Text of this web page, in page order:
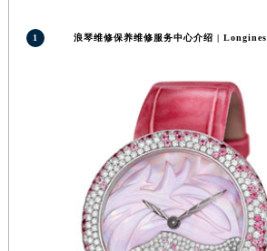
1 浪琴维修保养维修服务中心介绍 | Longines